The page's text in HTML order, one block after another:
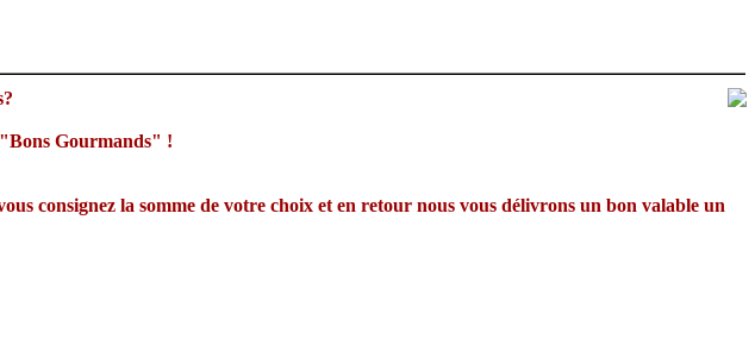
"Bons Gourmands" !
consignez la somme de votre choix et en retour nous vous délivrons un bon valable un